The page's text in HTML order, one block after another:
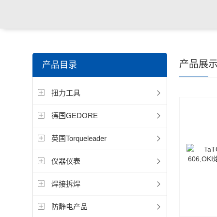
产品目录
扭力工具
德国GEDORE
英国Torqueleader
仪器仪表
焊接拆焊
防静电产品
产品展